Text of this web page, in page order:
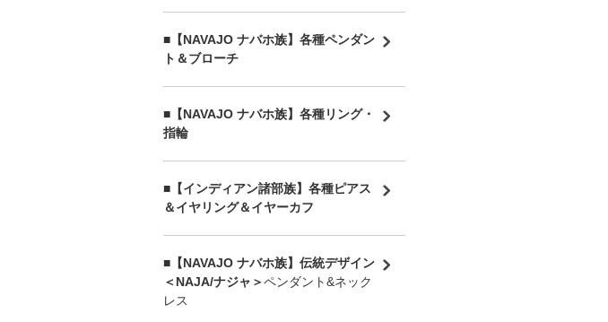
■【NAVAJO ナバホ族】各種ペンダン
ト＆ブローチ
■【NAVAJO ナバホ族】各種リング・
指輪
■【インディアン諸部族】各種ピアス
＆イヤリング＆イヤーカフ
■【NAVAJO ナバホ族】伝統デザイン
＜NAJA/ナジャ＞ペンダント&ネック
レス